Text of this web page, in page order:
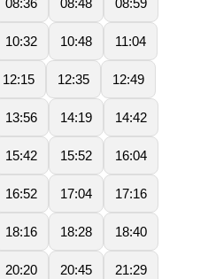
10:32 10:48 11:04
12:15 12:35 12:49
13:56 14:19 14:42
15:42 15:52 16:04
16:52 17:04 17:16
18:16 18:28 18:40
20:20 20:45 21:29